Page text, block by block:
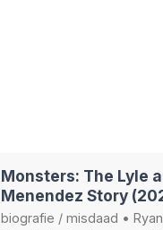
Monsters: The Lyle
Menendez Story
biografie / misdaad •